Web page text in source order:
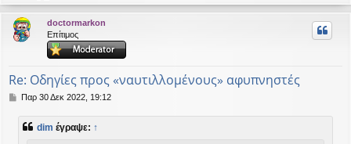
ρ
doctormarkon
Επίτιμος
Re: Οδηγίες προς «ναυτιλλομένους» αφυπνηστές
Δ
μ
Παρ 30 Δεκ 2022, 19:12
dim έγραψε: ↑